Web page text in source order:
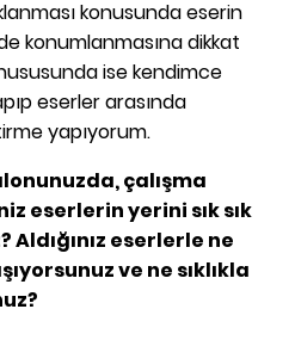
konusunda eserin
konumlanmasına dikkat
ise kendimce
eserler arasında
yapıyorum.
çalışma
eserlerin yerini sık sık
eserlerle ne
ve ne sıklıkla